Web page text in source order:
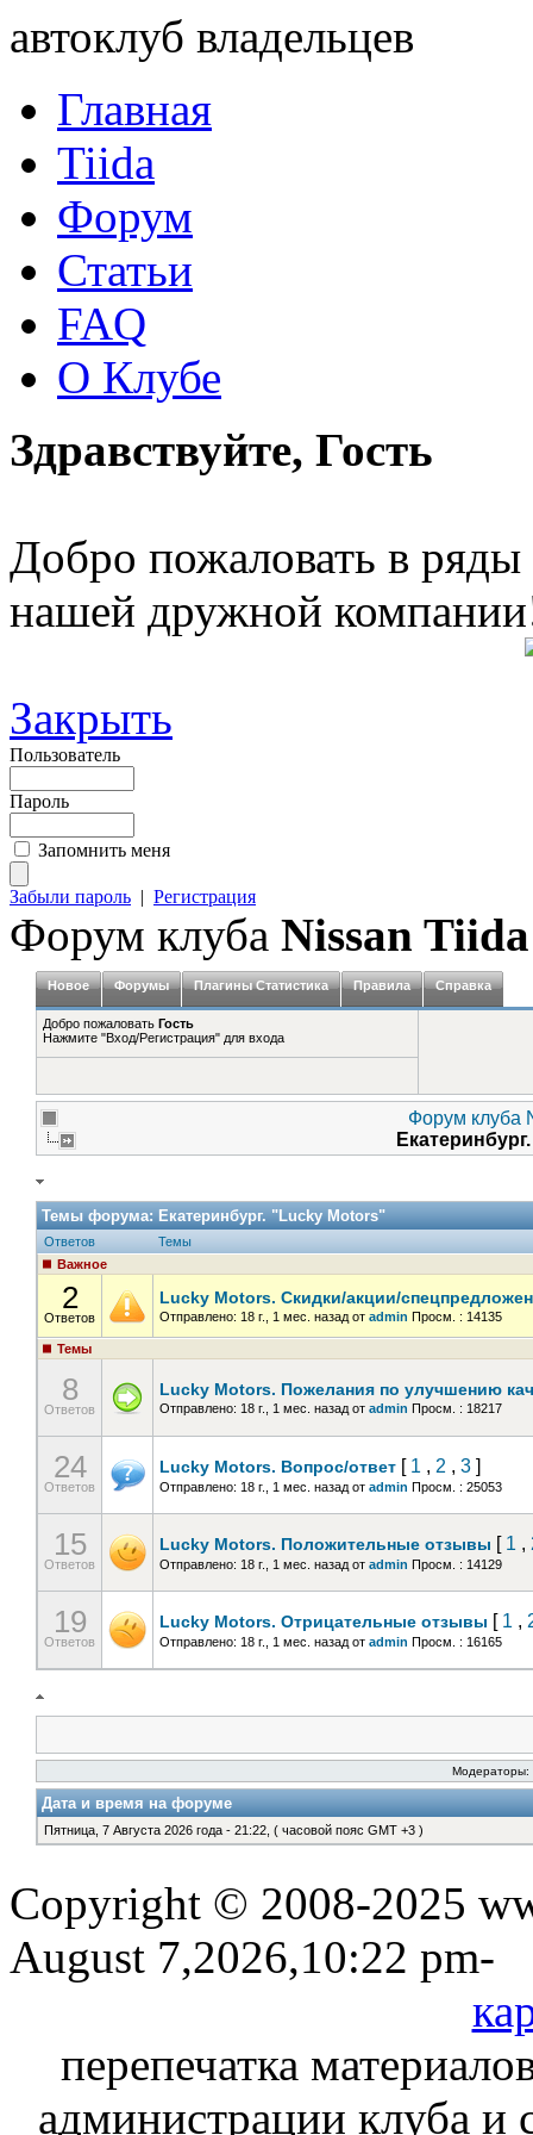
автоклуб владельцев
Главная
Tiida
Форум
Статьи
FAQ
О Клубе
Здравствуйте, Гость
Добро пожаловать в ряды
нашей дружной
Закрыть
Пользователь
Пароль
Запомнить меня
Забыли пароль | Регистрация
Форум клуба Nissan Tiida
Новое Форумы Плагины Статистика Правила Справка
Добро пожаловать Гость
Нажмите "Вход/Регистрация" для входа
Форум клуба
Темы форума:Екатеринбург. "Lucky Motors"
Ответов
Темы
Важное
2
Ответов
Lucky Motors. Скидки/акции/
Отправлено: 18 г., 1 мес. назад от admin Просм. : 14135
Темы
8
Ответов
Lucky Motors. Пожелания по улучшению
Отправлено: 18 г., 1 мес. назад от admin Просм. : 18217
24
Ответов
Lucky Motors. Вопрос/ответ [ 1 , 2 , 3 ]
Отправлено: 18 г., 1 мес. назад от admin Просм. : 25053
15
Ответов
Lucky Motors. Положительные отзывы [ 1 ,
Отправлено: 18 г., 1 мес. назад от admin Просм. : 14129
19
Ответов
Lucky Motors. Отрицательные отзывы [ 1 ,
Отправлено: 18 г., 1 мес. назад от admin Просм. : 16165
Дата и время на форуме
Пятница, 7 Августа 2026 года - 21:22, ( часовой пояс GMT +3 )
Copyright © 2008-2025
August 7,2026,10:22 pm-
перепечатка
администрации клуба и